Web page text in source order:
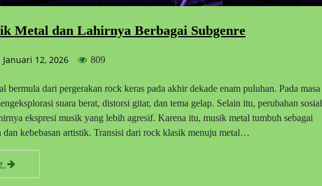
Metal dan Lahirnya Berbagai Subgenre
Januari 12, 2026 809
bermula dari pergerakan rock keras pada akhir dekade enam puluhan. Pada masa
suara berat, distorsi gitar, dan tema gelap. Selain itu, perubahan sosial
ekspresi musik yang lebih agresif. Karena itu, musik metal tumbuh sebagai
dan kebebasan artistik. Transisi dari rock klasik menuju metal…